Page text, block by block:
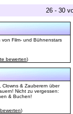
26 - 30
von Film- und Bühnenstars
bewerten)
Clowns & Zauberern über
Nicht zu vergessen:
& Buchen!
)